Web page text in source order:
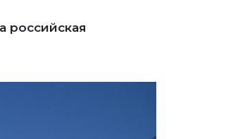
российская